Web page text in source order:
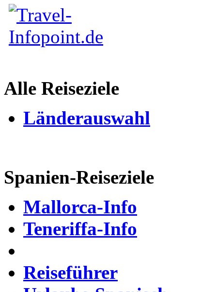
Alle Reiseziele
Länderauswahl
Spanien-Reiseziele
Mallorca-Info
Teneriffa-Info
Reiseführer